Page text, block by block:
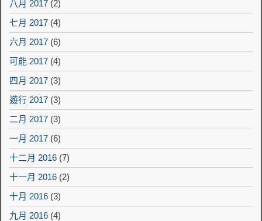
八月 2017 (2)
七月 2017 (4)
六月 2017 (6)
可能 2017 (4)
四月 2017 (3)
遊行 2017 (3)
二月 2017 (3)
一月 2017 (6)
十二月 2016 (7)
十一月 2016 (2)
十月 2016 (3)
九月 2016 (4)